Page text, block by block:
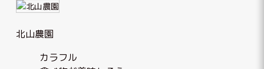
北山農園
カラフル